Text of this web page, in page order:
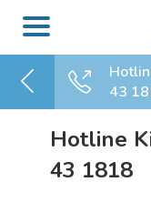
43
Hotline
43 1818